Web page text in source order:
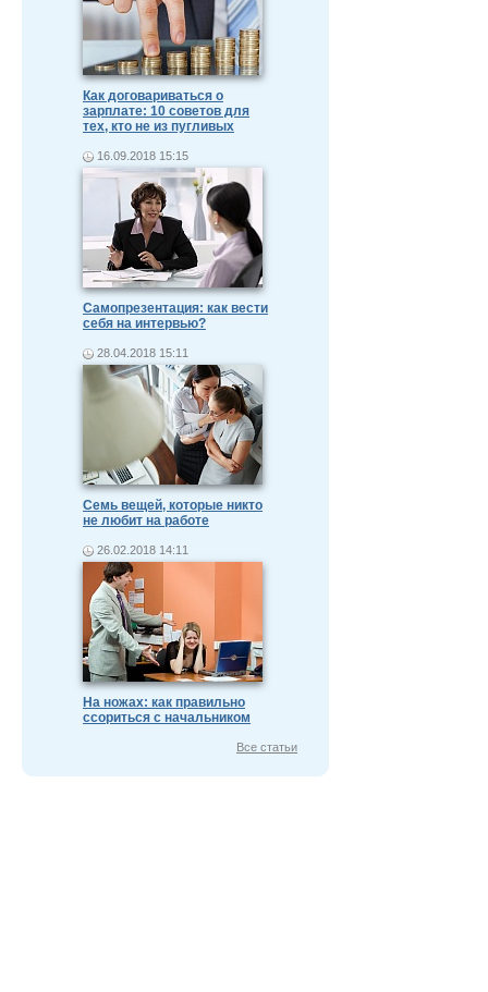
Как договариваться о
зарплате: 10 советов для
тех, кто не из пугливых
16.09.2018 15:15
Самопрезентация: как вести
себя на интервью?
28.04.2018 15:11
Семь вещей, которые никто
не любит на работе
26.02.2018 14:11
На ножах: как правильно
ссориться с начальником
Все статьи